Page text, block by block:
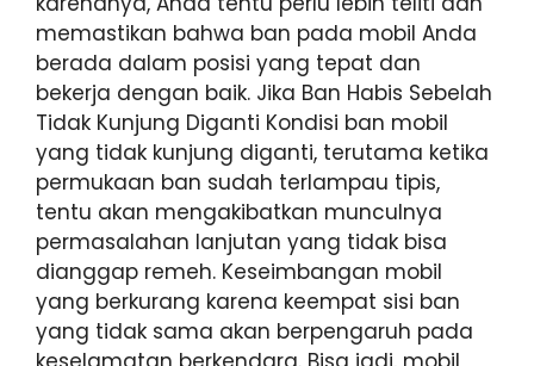
memastikan bahwa ban pada mobil Anda
berada dalam posisi yang tepat dan
bekerja dengan baik. Jika Ban Habis Sebelah
Tidak Kunjung Diganti Kondisi ban mobil
yang tidak kunjung diganti, terutama ketika
permukaan ban sudah terlampau tipis,
tentu akan mengakibatkan munculnya
permasalahan lanjutan yang tidak bisa
dianggap remeh. Keseimbangan mobil
yang berkurang karena keempat sisi ban
yang tidak sama akan berpengaruh pada